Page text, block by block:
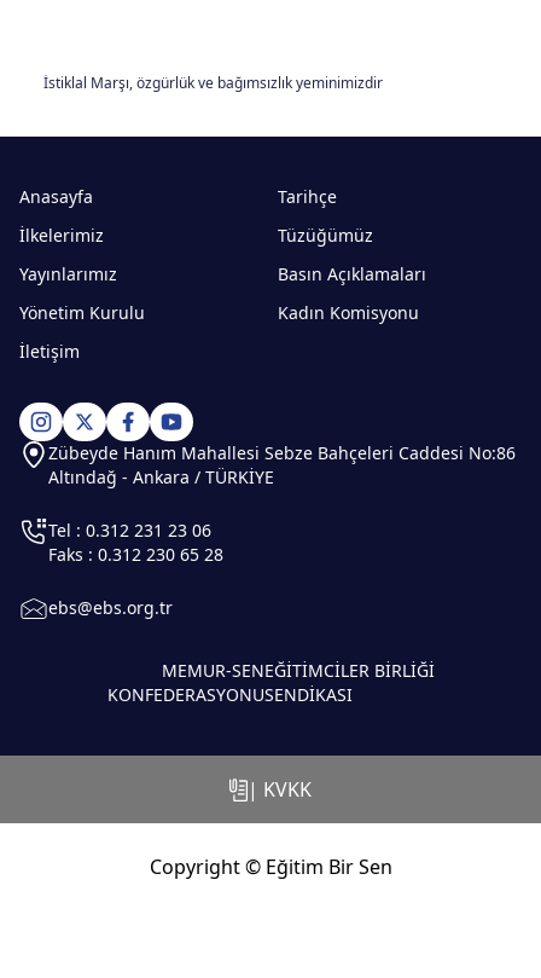
İstiklal Marşı, özgürlük ve bağımsızlık yeminimizdir
Anasayfa
Tarihçe
İlkelerimiz
Tüzüğümüz
Yayınlarımız
Basın Açıklamaları
Yönetim Kurulu
Kadın Komisyonu
İletişim
MEMUR-SEN
KONFEDERASYONU
EĞİTİMCİLER BİRLİĞİ
SENDİKASI
Zübeyde Hanım Mahallesi Sebze Bahçeleri Caddesi No:86
Altındağ - Ankara / TÜRKİYE
Tel : 0.312 231 23 06
Faks : 0.312 230 65 28
ebs@ebs.org.tr
Copyright © Eğitim Bir Sen
| KVKK